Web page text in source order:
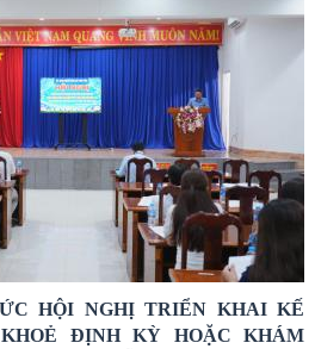
HỘI NGHỊ TRIỂN KHAI KẾ
ĐỊNH KỲ HOẶC KHÁM